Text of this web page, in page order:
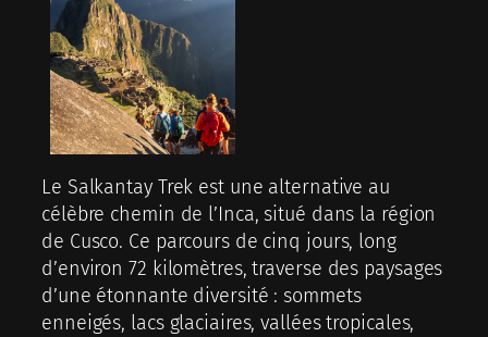
Le Salkantay Trek est une alternative au
célèbre chemin de l’Inca, situé dans la région
de Cusco. Ce parcours de cinq jours, long
d’environ 72 kilomètres, traverse des paysages
d’une étonnante diversité : sommets
enneigés, lacs glaciaires, vallées tropicales,